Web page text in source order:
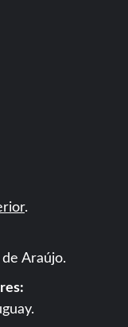
.
Araújo.